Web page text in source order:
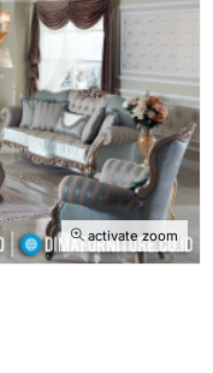
activate zoom